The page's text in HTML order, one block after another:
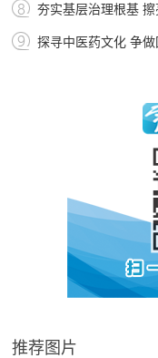
夯实基层治理根基
探寻中医药文化 争做
推荐图片